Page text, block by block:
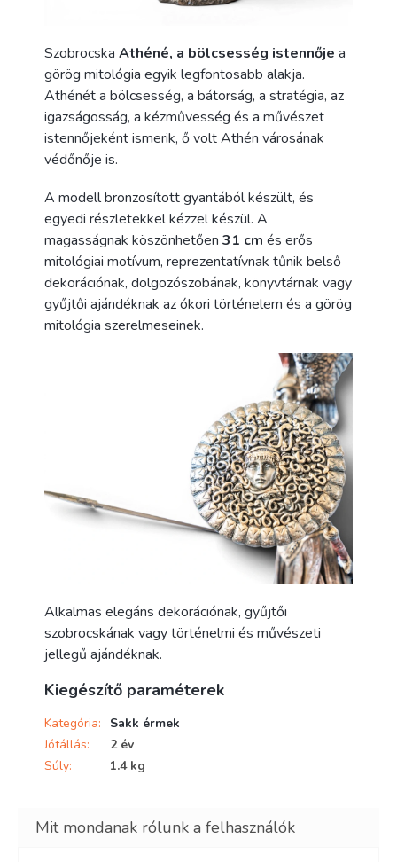
Szobrocska Athéné, a bölcsesség istennője a
görög mitológia egyik legfontosabb alakja.
Athénét a bölcsesség, a bátorság, a stratégia, az
igazságosság, a kézművesség és a művészet
istennőjeként ismerik, ő volt Athén városának
védőnője is.
A modell bronzosított gyantából készült, és
egyedi részletekkel kézzel készül. A
magasságnak köszönhetően 31 cm és erős
mitológiai motívum, reprezentatívnak tűnik belső
dekorációnak, dolgozószobának, könyvtárnak vagy
gyűjtői ajándéknak az ókori történelem és a görög
mitológia szerelmeseinek.
Alkalmas elegáns dekorációnak, gyűjtői
szobrocskának vagy történelmi és művészeti
jellegű ajándéknak.
Kiegészítő paraméterek
Kategória:
Sakk érmek
Jótállás:
2 év
Súly: 1.4 kg